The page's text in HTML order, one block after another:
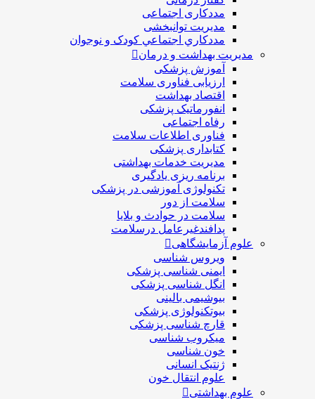
مددکاری اجتماعی
مديريت توانبخشی
مددکاري اجتماعي کودک و نوجوان
مدیریت بهداشت و درمان
آموزش پزشکی
ارزیابی فناوری سلامت
اقتصاد بهداشت
انفورماتیک پزشکی
رفاه اجتماعی
فناوری اطلاعات سلامت
کتابداری پزشکی
مديريت خدمات بهداشتی
برنامه ریزی یادگیری
تکنولوژی آموزشی در پزشکی
سلامت از دور
سلامت در حوادث و بلایا
پدافندغیرعامل درسلامت
علوم آزمایشگاهی
ویروس شناسی
ایمنی شناسی پزشكی
انگل شناسی پزشکی
بیوشیمی بالینی
بیوتکنولوژی پزشکی
قارچ شناسی پزشکی
ميكروب شناسی
خون شناسی
ژنتیک انسانی
علوم انتقال خون
علوم بهداشتی